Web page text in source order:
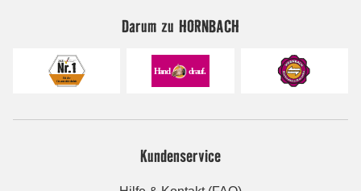
Darum zu HORNBACH
Kundenservice